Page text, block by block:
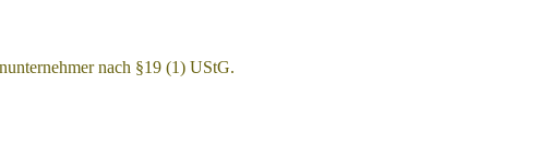
nach §19 (1) UStG.